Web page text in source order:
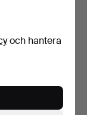
och hantera